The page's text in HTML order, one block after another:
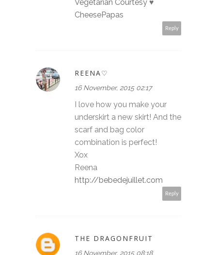
Vegetarian Courtesy ♥
CheesePapas
Reply
REENA♡
16 November, 2015 02:17
I love how you make your
underskirt a new skirt! And the
scarf and bag color
combination is perfect!
Xox
Reena
http://bebedejuillet.com
Reply
THE DRAGONFRUIT
16 November, 2015 08:18